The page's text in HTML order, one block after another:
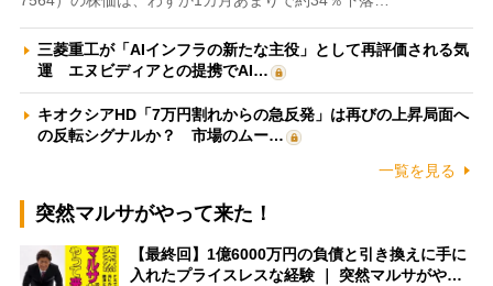
三菱重工が「AIインフラの新たな主役」として再評価される気
運 エヌビディアとの提携でAI…
キオクシアHD「7万円割れからの急反発」は再びの上昇局面へ
の反転シグナルか？ 市場のムー…
一覧を見る
突然マルサがやって来た！
【最終回】1億6000万円の負債と引き換えに手に
入れたプライスレスな経験 ｜ 突然マルサがや…